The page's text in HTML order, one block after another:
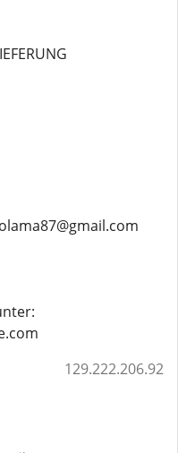
129.222.206.92